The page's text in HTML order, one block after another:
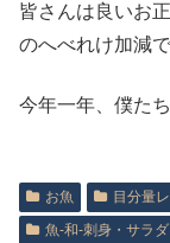
皆さんは良いお
のへべれけ加減
今年一年、僕た
お魚 目分量
魚‐和‐刺身・サラ